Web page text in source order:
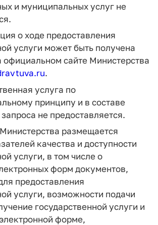
и муниципальных услуг не
о ходе предоставления
услуги может быть получена
официальном сайте Министерства
.
услуга по
принципу и в составе
не предоставляется.
размещается
качества и доступности
услуги, в том числе о
форм документов,
предоставления
услуги, возможности подачи
государственной услуги и
форме,